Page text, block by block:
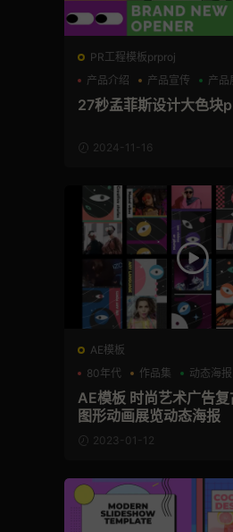
PR工程模板prproj
产品介绍
产品宣传 产品
27秒孟菲斯设计大色块
2024-11-16
AE模板
80年代
作品集 动态海报
AE模板 时尚艺术广告
图形动画展览动态海报
2023-01-12